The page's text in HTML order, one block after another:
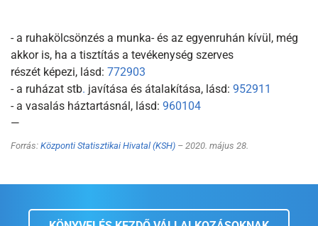
- a ruhakölcsönzés a munka- és az egyenruhán kívül, még
akkor is, ha a tisztítás a tevékenység szerves
részét képezi, lásd: 772903
- a ruházat stb. javítása és átalakítása, lásd: 952911
- a vasalás háztartásnál, lásd: 960104
—
Forrás: Központi Statisztikai Hivatal (KSH) – 2020. május 28.